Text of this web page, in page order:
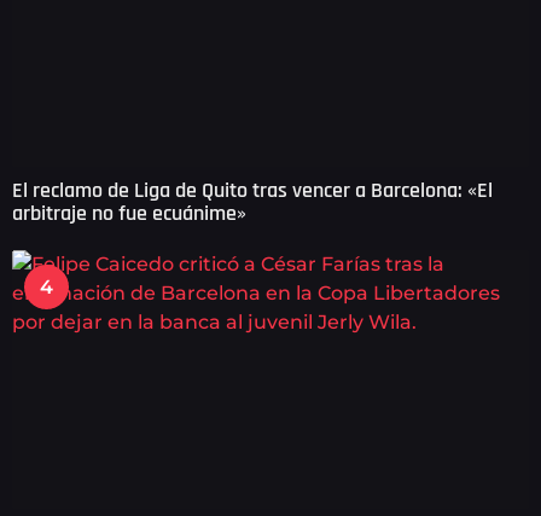
El reclamo de Liga de Quito tras vencer a Barcelona: «El
arbitraje no fue ecuánime»
4